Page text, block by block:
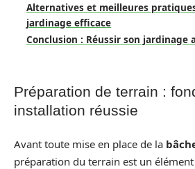
Alternatives et meilleures
jardinage efficace
Conclusion : Réussir son jardinage
Préparation de terrain :
installation réussie
Avant toute mise en place de la
préparation du terrain est un